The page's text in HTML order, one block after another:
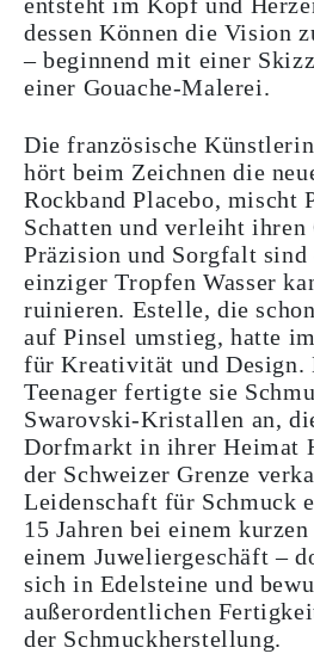
dessen Können die Vision
– beginnend mit einer
einer Gouache-Malerei.
Die französische
hört beim Zeichnen die
Rockband Placebo, mischt
Schatten und verleiht ihren
Präzision und Sorgfalt sind
einziger Tropfen Wasser
ruinieren. Estelle, die
auf Pinsel umstieg, hatte
für Kreativität und Design.
Teenager fertigte sie
Swarovski-Kristallen an,
Dorfmarkt in ihrer Heimat
der Schweizer Grenze
Leidenschaft für Schmuck
15 Jahren bei einem
einem Juweliergeschäft –
sich in Edelsteine und
außerordentlichen
der Schmuckherstellung.